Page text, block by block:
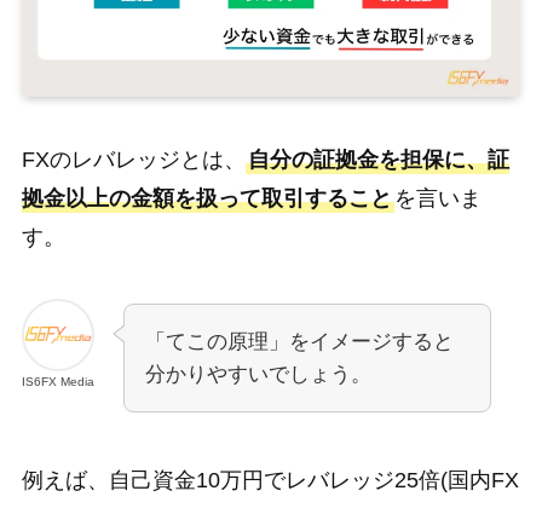
FXのレバレッジとは、 自分の証拠金を担保に、証
拠金以上の金額を扱って取引することを言いま
す。
IS6FX Media
「てこの原理」をイメージすると
分かりやすいでしょう。
例えば、自己資金10万円でレバレッジ25倍(国内FX